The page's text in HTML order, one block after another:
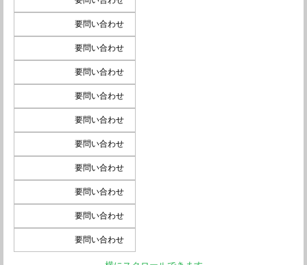
要問い合わせ
要問い合わせ
要問い合わせ
要問い合わせ
要問い合わせ
要問い合わせ
要問い合わせ
要問い合わせ
要問い合わせ
要問い合わせ